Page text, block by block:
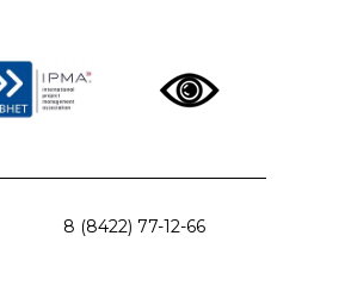
8 (8422) 77-12-66